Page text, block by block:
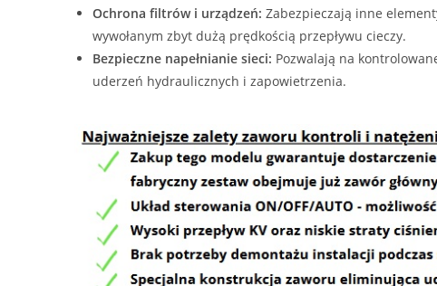
Ochrona filtrów i urządzeń: Zabezpieczają inne
wywołanym zbyt dużą prędkością przepływu cieczy.
Bezpieczne napełnianie sieci: Pozwalają na
uderzeń hydraulicznych i zapowietrzenia.